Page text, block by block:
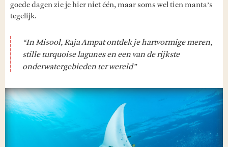
goede dagen zie je hier niet één, maar soms wel tien manta’s
tegelijk.
“In Misool, Raja Ampat ontdek je hartvormige meren,
stille turquoise lagunes en een van de rijkste
onderwatergebieden ter wereld”